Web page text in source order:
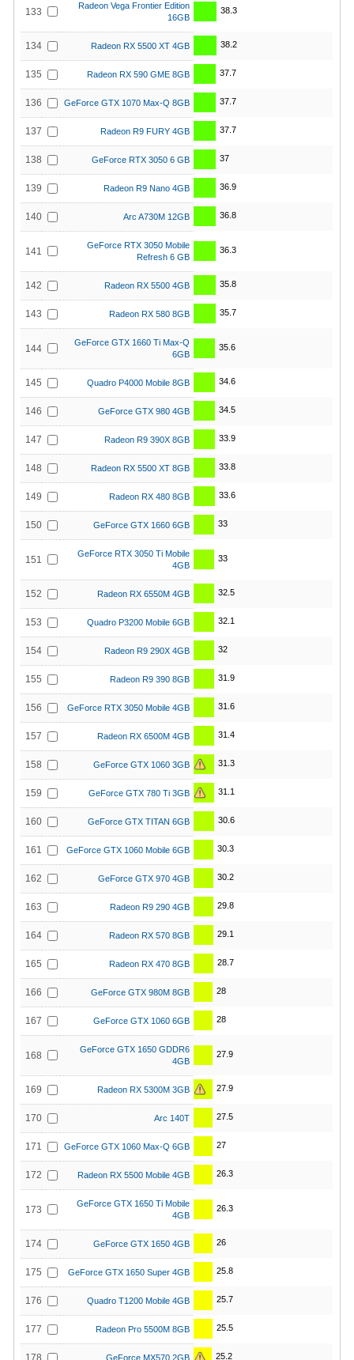
133
Radeon Vega Frontier Edition
16GB
38.3
134 Radeon RX 5500 XT 4GB 38.2
135 Radeon RX 590 GME 8GB 37.7
136 GeForce GTX 1070 Max-Q 8GB 37.7
137 Radeon R9 FURY 4GB 37.7
138 GeForce RTX 3050 6 GB 37
139 Radeon R9 Nano 4GB 36.9
140 Arc A730M 12GB 36.8
141
GeForce RTX 3050 Mobile
Refresh 6 GB
36.3
142 Radeon RX 5500 4GB 35.8
143 Radeon RX 580 8GB 35.7
144
GeForce GTX 1660 Ti Max-Q
6GB
35.6
145 Quadro P4000 Mobile 8GB 34.6
146 GeForce GTX 980 4GB 34.5
147 Radeon R9 390X 8GB 33.9
148 Radeon RX 5500 XT 8GB 33.8
149 Radeon RX 480 8GB 33.6
150 GeForce GTX 1660 6GB 33
151
GeForce RTX 3050 Ti Mobile
4GB
33
152 Radeon RX 6550M 4GB 32.5
153 Quadro P3200 Mobile 6GB 32.1
154 Radeon R9 290X 4GB 32
155 Radeon R9 390 8GB 31.9
156 GeForce RTX 3050 Mobile 4GB 31.6
157 Radeon RX 6500M 4GB 31.4
158 GeForce GTX 1060 3GB 31.3
159 GeForce GTX 780 Ti 3GB 31.1
160 GeForce GTX TITAN 6GB 30.6
161 GeForce GTX 1060 Mobile 6GB 30.3
162 GeForce GTX 970 4GB 30.2
163 Radeon R9 290 4GB 29.8
164 Radeon RX 570 8GB 29.1
165 Radeon RX 470 8GB 28.7
166 GeForce GTX 980M 8GB 28
167 GeForce GTX 1060 6GB 28
168
GeForce GTX 1650 GDDR6
4GB
27.9
169 Radeon RX 5300M 3GB 27.9
170 Arc 140T 27.5
171 GeForce GTX 1060 Max-Q 6GB 27
172 Radeon RX 5500 Mobile 4GB 26.3
173
GeForce GTX 1650 Ti Mobile
4GB
26.3
174 GeForce GTX 1650 4GB 26
175 GeForce GTX 1650 Super 4GB 25.8
176 Quadro T1200 Mobile 4GB 25.7
177 Radeon Pro 5500M 8GB 25.5
178 GeForce MX570 2GB 25.2